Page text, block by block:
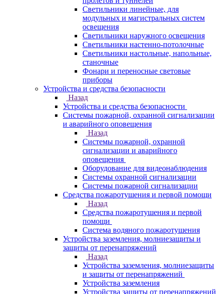
Светильники линейные, для
модульных и магистральных систем
освещения
Светильники наружного освещения
Светильники настенно-потолочные
Светильники настольные, напольные,
станочные
Фонари и переносные световые
приборы
Устройства и средства безопасности
Назад
Устройства и средства безопасности
Системы пожарной, охранной сигнализации
и аварийного оповещения
Назад
Системы пожарной, охранной
сигнализации и аварийного
оповещения
Оборудование для видеонаблюдения
Системы охранной сигнализации
Системы пожарной сигнализации
Средства пожаротушения и первой помощи
Назад
Средства пожаротушения и первой
помощи
Система водяного пожаротушения
Устройства заземления, молниезащиты и
защиты от перенапряжений
Назад
Устройства заземления, молниезащиты
и защиты от перенапряжений
Устройства заземления
Устройства защиты от перенапряжений